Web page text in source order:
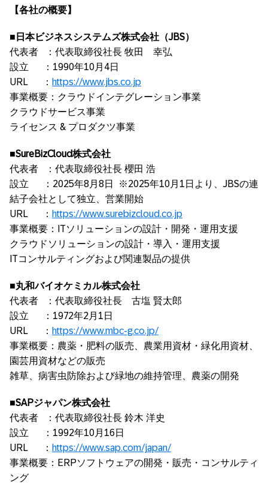
【各社の概要】
■日本ビジネスシステムズ株式会社（JBS）
代表者 ：代表取締役社長 牧田 幸弘
設立 ：1990年10月4日
URL ： https://www.jbs.co.jp
事業概要：クラウドインテグレーション事業
クラウドサービス事業
ライセンス & プロダクツ事業
■SureBizCloud株式会社
代表者 ：代表取締役社長 櫻田 浩
設立 ：2025年8月8日 ※2025年10月1日より、JBSの連
結子会社として独立、営業開始
URL ： https://www.surebizcloud.co.jp
事業概要：ITソリューションの設計・開発・運用支援
クラウドソリューションの設計・導入・運用支援
ITコンサルティングおよび関連製品の提供
■丸和バイオケミカル株式会社
代表者 ：代表取締役社長 古塩 賢太郎
設立 ：1972年2月1日
URL ： https://www.mbc-g.co.jp/
事業概要：農薬・肥料の販売、農業用資材・緑化用資材、
園芸用資材などの販売
雑草、病害虫防除および緑地の維持管理、農薬の開発
■SAPジャパン株式会社
代表者 ：代表取締役社長 鈴木 洋史
設立 ：1992年10月16日
URL ： https://www.sap.com/japan/
事業概要：ERPソフトウェアの開発・販売・コンサルティ
ング